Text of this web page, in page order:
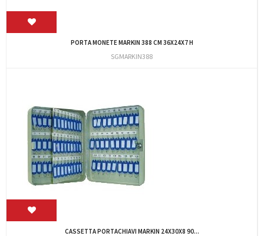
PORTA MONETE MARKIN 388 CM 36X24X7 H
SGMARKIN388
CASSETTA PORTACHIAVI MARKIN 24X30X8 90...